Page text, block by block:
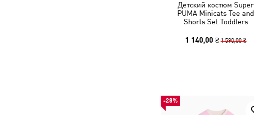
Детский костюм Super
PUMA Minicats Tee and
Shorts Set Toddlers
1 140,00 ₴ 1 590,00 ₴
-28%